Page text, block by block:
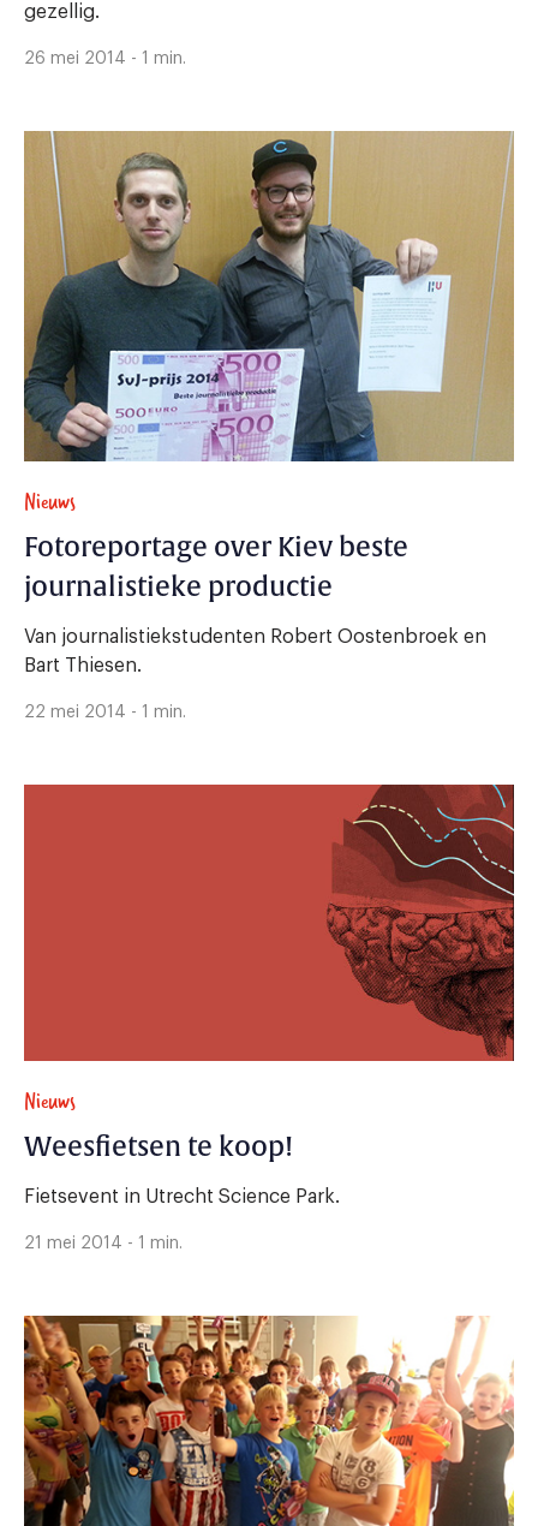
gezellig.
26 mei 2014 - 1 min.
Nieuws
Fotoreportage over Kiev beste
journalistieke productie
Van journalistiekstudenten Robert Oostenbroek en
Bart Thiesen.
22 mei 2014 - 1 min.
Nieuws
Weesfietsen te koop!
Fietsevent in Utrecht Science Park.
21 mei 2014 - 1 min.